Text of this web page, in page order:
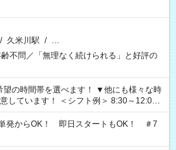
/ 久米川駅 / …
不問／「無理なく続けられる」と好評の
帯を選べます！ ▼他にも様々な時
しています！ ＜シフト例＞ 8:30～12:00
22:00 22:00～翌6:00 など
発からOK！ 即日スタートもOK！ ＃7